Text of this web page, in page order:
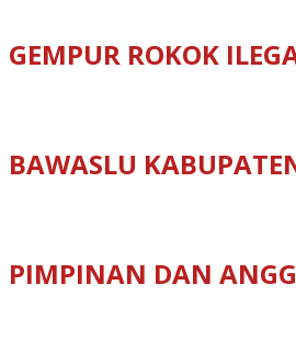
GEMPUR ROKOK
BAWASLU
PIMPINAN DAN